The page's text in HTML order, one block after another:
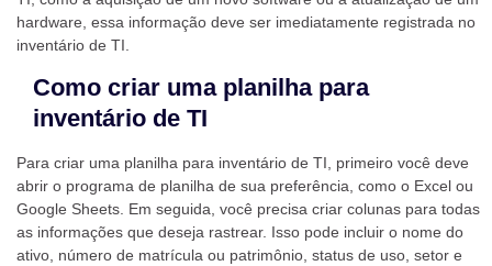
hardware, essa informação deve ser imediatamente registrada no
inventário de TI.
Como criar uma planilha para
inventário de TI
Para criar uma planilha para inventário de TI, primeiro você deve
abrir o programa de planilha de sua preferência, como o Excel ou
Google Sheets. Em seguida, você precisa criar colunas para todas
as informações que deseja rastrear. Isso pode incluir o nome do
ativo, número de matrícula ou patrimônio, status de uso, setor e